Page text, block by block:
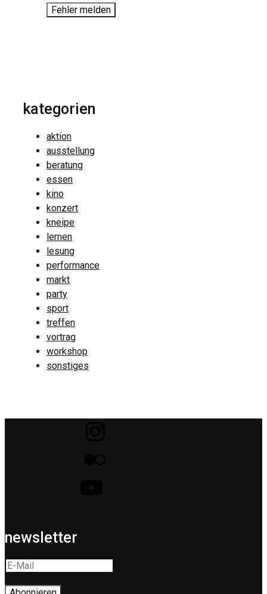
Fehler melden
kategorien
aktion
ausstellung
beratung
essen
kino
konzert
kneipe
lernen
lesung
performance
markt
party
sport
treffen
vortrag
workshop
sonstiges
newsletter